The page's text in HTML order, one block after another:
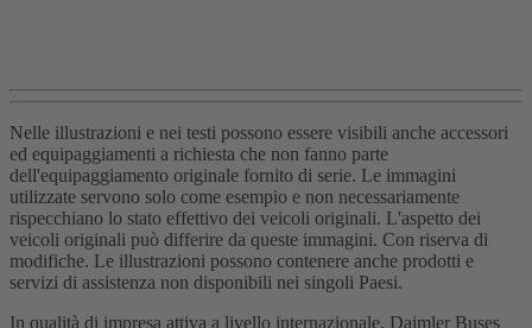
Nelle illustrazioni e nei testi possono essere visibili anche accessori
ed equipaggiamenti a richiesta che non fanno parte
dell'equipaggiamento originale fornito di serie. Le immagini
utilizzate servono solo come esempio e non necessariamente
rispecchiano lo stato effettivo dei veicoli originali. L'aspetto dei
veicoli originali può differire da queste immagini. Con riserva di
modifiche. Le illustrazioni possono contenere anche prodotti e
servizi di assistenza non disponibili nei singoli Paesi.
In qualità di impresa attiva a livello internazionale, Daimler Buses